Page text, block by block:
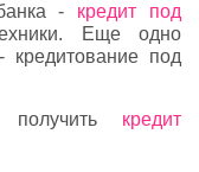
- кредит под
Еще одно
под
кредит